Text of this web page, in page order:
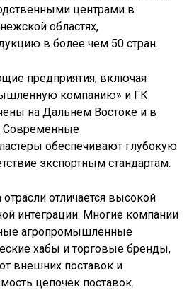
центрами в
областях,
в более чем 50 стран.
предприятия, включая
компанию» и ГК
на Дальнем Востоке и в
Современные
обеспечивают глубокую
экспортным стандартам.
отрасли отличается высокой
интеграции. Многие компании
агропромышленные
хабы и торговые бренды,
внешних поставок и
цепочек поставок.